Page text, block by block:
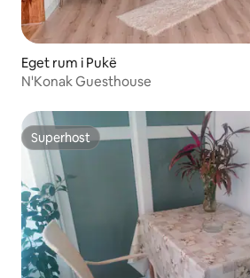
Eget rum i Pukë
N'Konak Guesthouse
Superhost
Superhost